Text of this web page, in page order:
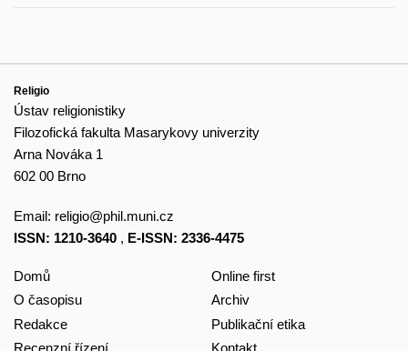
Religio
Ústav religionistiky
Filozofická fakulta Masarykovy univerzity
Arna Nováka 1
602 00 Brno
Email: religio@phil.muni.cz
ISSN: 1210-3640 , E-ISSN: 2336-4475
Domů
O časopisu
Redakce
Online first
Archiv
Publikační etika